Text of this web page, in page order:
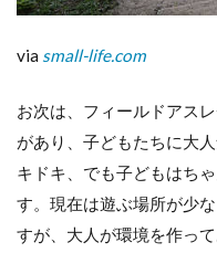
via small-life.com
お次は、フィールドアス
があり、子どもたちに大
キドキ、でも子どもはち
す。現在は遊ぶ場所が少
すが、大人が環境を作っ